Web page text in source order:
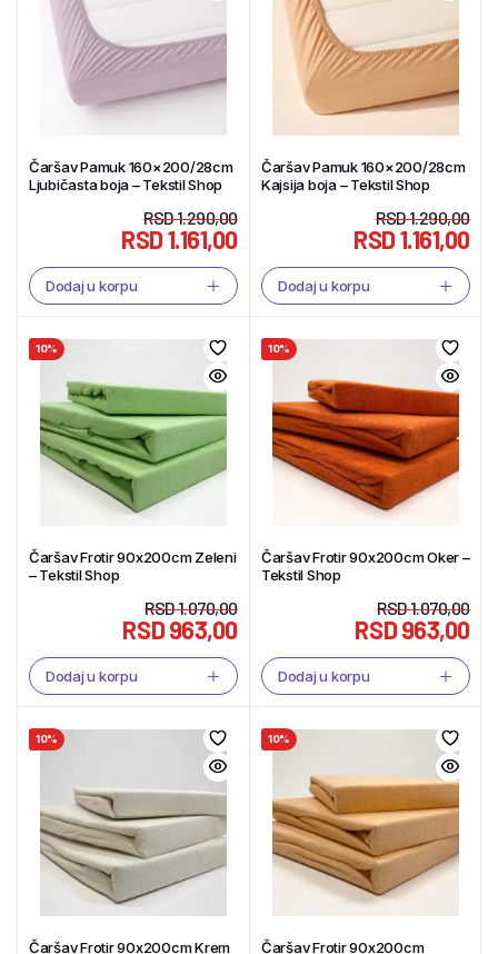
Čaršav Pamuk 160×200/28cm
Ljubičasta boja – Tekstil Shop
RSD1.290,00
RSD1.161,00
Dodaj u korpu
Čaršav Pamuk 160×200/28cm
Kajsija boja – Tekstil Shop
RSD1.290,00
RSD1.161,00
Dodaj u korpu
10%
Čaršav Frotir 90x200cm Zeleni
– Tekstil Shop
RSD1.070,00
RSD963,00
Dodaj u korpu
10%
Čaršav Frotir 90x200cm Oker –
Tekstil Shop
RSD1.070,00
RSD963,00
Dodaj u korpu
10%
Čaršav Frotir 90x200cm Krem
10%
Čaršav Frotir 90x200cm